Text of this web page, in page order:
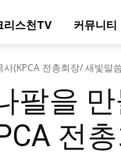
리스천TV 커뮤니티
(KPCA 전총회장/ 새빛말
팔을
전